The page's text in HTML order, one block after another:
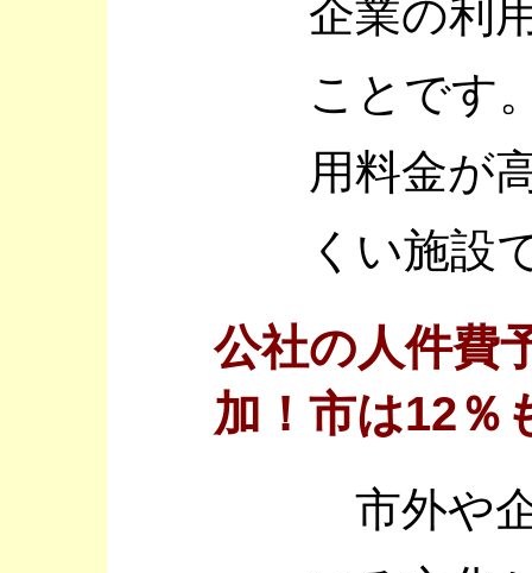
企業の利
ことです
用料金が
くい施設
公社の人件費
加！市は12
市外や